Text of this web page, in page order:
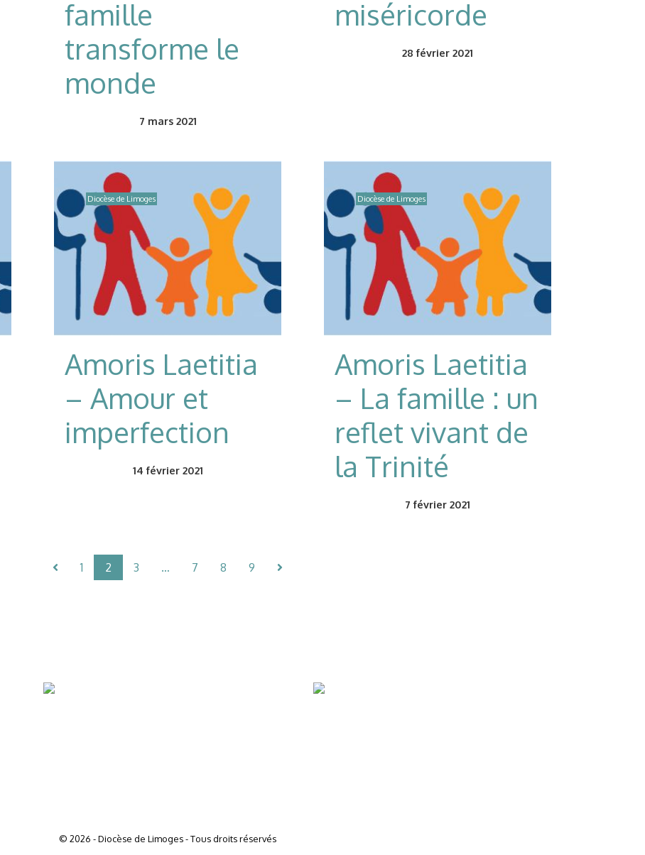
famille
transforme le
monde
7 mars 2021
miséricorde
28 février 2021
Diocèse de Limoges
Amoris Laetitia
– Amour et
imperfection
14 février 2021
Diocèse de Limoges
Amoris Laetitia
– La famille : un
reflet vivant de
la Trinité
7 février 2021
1 2 3 … 7 8 9
© 2026 - Diocèse de Limoges - Tous droits réservés